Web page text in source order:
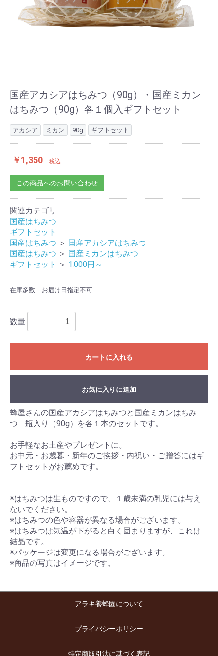
国産アカシアはちみつ（90g）・国産ミカン
はちみつ（90g）各１個入ギフトセット
アカシア ミカン 90g ギフトセット
￥1,350 税込
この商品へのお問い合わせ
関連カテゴリ
国産はちみつ
ギフトセット
国産はちみつ ＞ 国産アカシアはちみつ
国産はちみつ ＞ 国産ミカンはちみつ
ギフトセット
＞ 1,000円～
在庫多数 お届け日指定不可
数量
カートに入れる
お買い物を続ける
お気に入りに追加
蜂屋さんの国産アカシアはちみつと国産ミカンはちみ
つ 瓶入り（90g）を各１本のセットです。
お手軽なお土産やプレゼントに。
お中元・お歳暮・新年のご挨拶・内祝い・ご贈答にはギ
フトセットがお薦めです。
※はちみつは生ものですので、１歳未満の乳児には与え
ないでください。
※はちみつの色や容器が異なる場合がございます。
※はちみつは気温が下がると白く固まりますが、これは
結晶です。
※パッケージは変更になる場合がございます。
※商品の写真はイメージです。
アラキ養蜂園について
プライバシーポリシー
特定商取引法に基づく表記